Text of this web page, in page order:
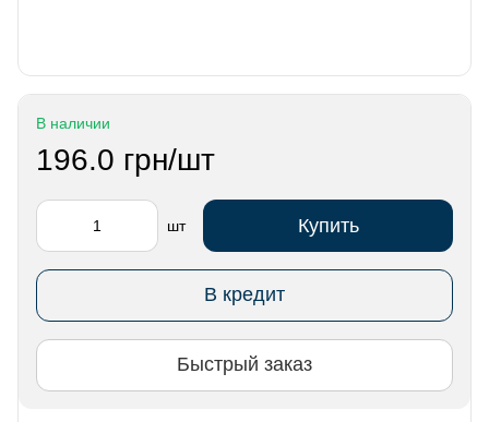
В наличии
196.0 грн/шт
шт Купить
В кредит
Быстрый заказ